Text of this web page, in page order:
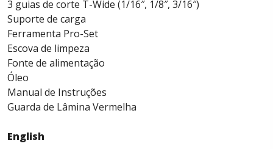
3 guias de corte T-Wide (1/16″, 1/8″, 3/16″)
Suporte de carga
Ferramenta Pro-Set
Escova de limpeza
Fonte de alimentação
Óleo
Manual de Instruções
Guarda de Lâmina Vermelha
English